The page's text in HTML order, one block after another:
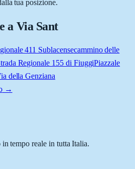
tua posizione.
a Via Sant
411 Sublacensecammino delle
Regionale 155 di FiuggiPiazzale
della Genziana
→
tempo reale in tutta Italia.